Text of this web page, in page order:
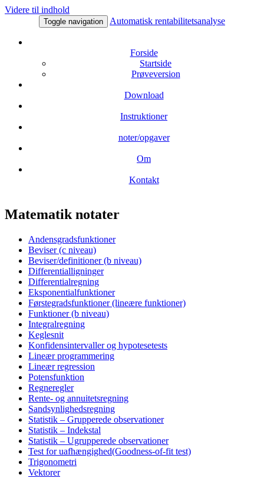
Videre til indhold
Toggle navigation Automatisk rentabilitetsanalyse
Forside
Startside
Prøveversion
Download
Instruktioner
noter/opgaver
Om
Kontakt
Matematik notater
Andensgradsfunktioner
Beviser (c niveau)
Beviser/definitioner (b niveau)
Differentialligninger
Differentialregning
Eksponentialfunktioner
Førstegradsfunktioner (lineære funktioner)
Funktioner (b niveau)
Integralregning
Keglesnit
Konfidensintervaller og hypotesetests
Lineær programmering
Lineær regression
Potensfunktion
Regneregler
Rente- og annuitetsregning
Sandsynlighedsregning
Statistik – Grupperede observationer
Statistik – Indekstal
Statistik – Ugrupperede observationer
Test for uafhængighed(Goodness-of-fit test)
Trigonometri
Vektorer